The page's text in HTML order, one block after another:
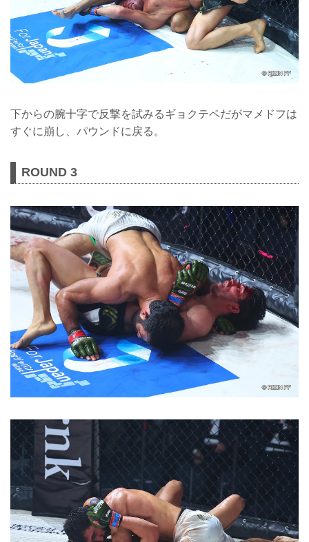
下からの腕十字で反撃を試みるギョクテペだがマメドフは
すぐに崩し、パウンドに戻る。
ROUND 3